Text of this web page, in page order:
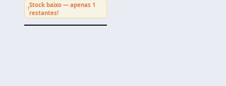
!
Stock baixo — apenas 1
restantes!